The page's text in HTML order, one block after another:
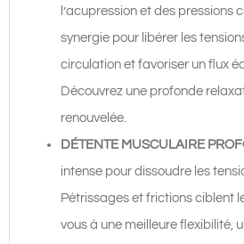
l’acupression et des pressions
synergie pour libérer les
circulation et favoriser un flux
Découvrez une profonde
renouvelée.
DÉTENTE MUSCULAIRE
intense pour dissoudre les
Pétrissages et frictions ciblent
vous à une meilleure flexibilité,